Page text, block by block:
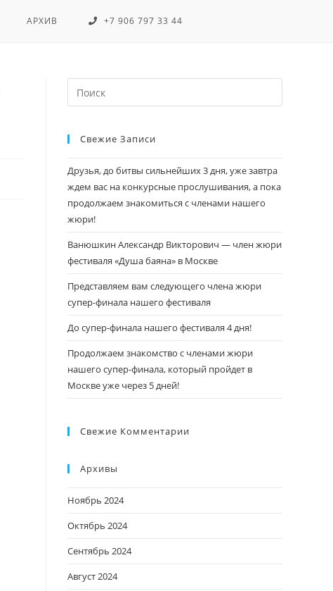
АРХИВ +7 906 797 33 44
Свежие Записи
Друзья, до битвы сильнейших 3 дня, уже завтра
ждем вас на конкурсные прослушивания, а пока
продолжаем знакомиться с членами нашего
жюри!
Ванюшкин Александр Викторович — член жюри
фестиваля «Душа баяна» в Москве
Представляем вам следующего члена жюри
супер-финала нашего фестиваля
До супер-финала нашего фестиваля 4 дня!
Продолжаем знакомство с членами жюри
нашего супер-финала, который пройдет в
Москве уже через 5 дней!
Свежие Комментарии
Архивы
Ноябрь 2024
Октябрь 2024
Сентябрь 2024
Август 2024